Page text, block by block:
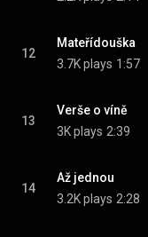
12
Mateřídouška
3.7K plays 1:57
13
Verše o víně
3K plays 2:39
14
Až jednou
3.2K plays 2:28